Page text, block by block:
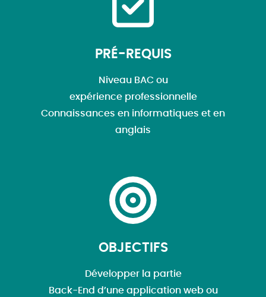
PRÉ-REQUIS
Niveau BAC ou
expérience professionnelle
Connaissances en informatiques et en
anglais
OBJECTIFS
Développer la partie
Back-End d’une application web ou